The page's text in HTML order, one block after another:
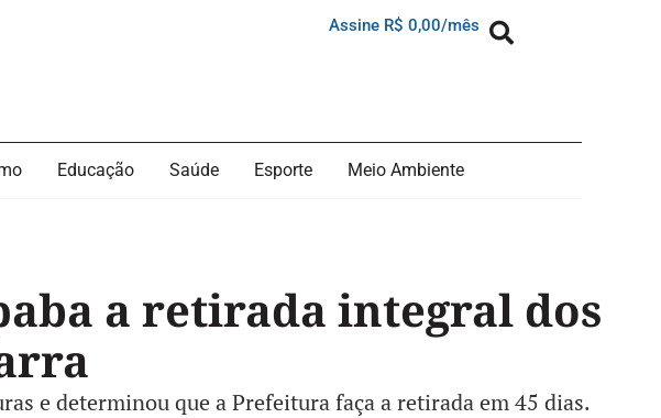
Assine R$ 0,00/mês
Educação Saúde Esporte Meio Ambiente
a retirada integral dos
e determinou que a Prefeitura faça a retirada em 45 dias.